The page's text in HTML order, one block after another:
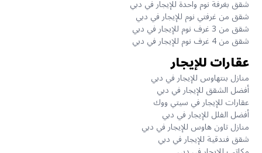
شقق بغرفة نوم واحدة للإيجار في دبي
شقق من غرفتي نوم للإيجار في دبي
شقق من 3 غرف نوم للإيجار في دبي
شقق من 4 غرف نوم للإيجار في دبي
عقارات للإيجار
منازل بنتهاوس للإيجار في دبي
أفضل الشقق للإيجار في دبي
عقارات للإيجار في سيتي ووك
أفضل الفلل للإيجار في دبي
منازل تاون هاوس للإيجار في دبي
شقق فندقية للإيجار في دبي